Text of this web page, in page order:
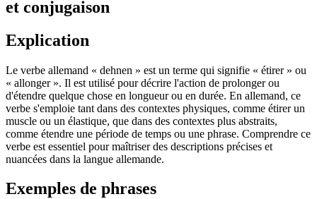
et conjugaison
Explication
Le verbe allemand « dehnen » est un terme qui signifie « étirer » ou
« allonger ». Il est utilisé pour décrire l'action de prolonger ou
d'étendre quelque chose en longueur ou en durée. En allemand, ce
verbe s'emploie tant dans des contextes physiques, comme étirer un
muscle ou un élastique, que dans des contextes plus abstraits,
comme étendre une période de temps ou une phrase. Comprendre ce
verbe est essentiel pour maîtriser des descriptions précises et
nuancées dans la langue allemande.
Exemples de phrases